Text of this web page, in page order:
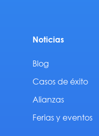
Noticias
Blog
Casos de éxito
Alianzas
Ferias y eventos